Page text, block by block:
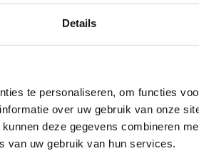
Details
te personaliseren, om functies
over uw gebruik van onze
deze gegevens combineren
van uw gebruik van hun services.
Hoekverbinder rond
afgevlakt afdekkap licht
€2,95
Vergelijk